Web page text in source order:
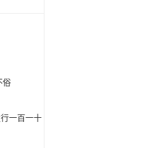
俗
一百一十